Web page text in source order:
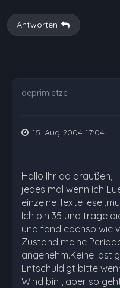
Antworten
deprimietze
15. Aug 2004 17:04
Hallo Ihr da draußen,
jedes mal wenn ich
einzelne Texte lese
Ich bin 35 und trage
und fand ebenso wie
Zustand meine
angenehm.Keine
Entschuldigt bitte
Wind bin , aber so